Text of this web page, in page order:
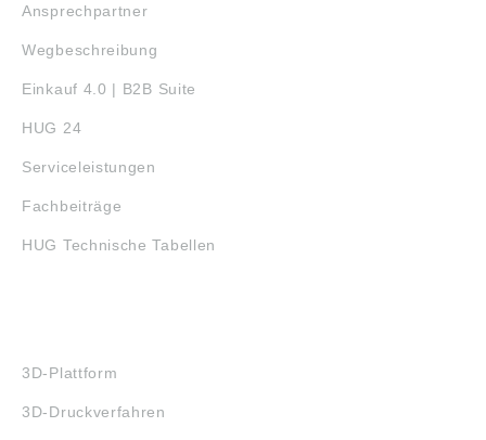
Ansprechpartner
Wegbeschreibung
Einkauf 4.0 | B2B Suite
HUG 24
Serviceleistungen
Fachbeiträge
HUG Technische Tabellen
3D-Plattform
3D-Druckverfahren